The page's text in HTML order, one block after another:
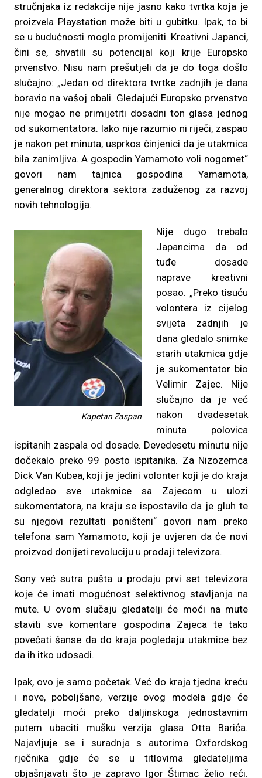
stručnjaka iz redakcije nije jasno kako tvrtka koja je
proizvela Playstation može biti u gubitku. Ipak, to bi
se u budućnosti moglo promijeniti. Kreativni Japanci,
čini se, shvatili su potencijal koji krije Europsko
prvenstvo. Nisu nam prešutjeli da je do toga došlo
slučajno: „Jedan od direktora tvrtke zadnjih je dana
boravio na vašoj obali. Gledajući Europsko prvenstvo
nije mogao ne primijetiti dosadni ton glasa jednog
od sukomentatora. Iako nije razumio ni riječi, zaspao
je nakon pet minuta, usprkos činjenici da je utakmica
bila zanimljiva. A gospodin Yamamoto voli nogomet“
govori nam tajnica gospodina Yamamota,
generalnog direktora sektora zaduženog za razvoj
novih tehnologija.
Kapetan Zaspan
Nije dugo trebalo
Japancima da od
tuđe dosade
naprave kreativni
posao. „Preko tisuću
volontera iz cijelog
svijeta zadnjih je
dana gledalo snimke
starih utakmica gdje
je sukomentator bio
Velimir Zajec. Nije
slučajno da je već
nakon dvadesetak
minuta polovica
ispitanih zaspala od dosade. Devedesetu minutu nije
dočekalo preko 99 posto ispitanika. Za Nizozemca
Dick Van Kubea, koji je jedini volonter koji je do kraja
odgledao sve utakmice sa Zajecom u ulozi
sukomentatora, na kraju se ispostavilo da je gluh te
su njegovi rezultati poništeni“ govori nam preko
telefona sam Yamamoto, koji je uvjeren da će novi
proizvod donijeti revoluciju u prodaji televizora.
Sony već sutra pušta u prodaju prvi set televizora
koje će imati mogućnost selektivnog stavljanja na
mute. U ovom slučaju gledatelji će moći na mute
staviti sve komentare gospodina Zajeca te tako
povećati šanse da do kraja pogledaju utakmice bez
da ih itko udosadi.
Ipak, ovo je samo početak. Već do kraja tjedna kreću
i nove, poboljšane, verzije ovog modela gdje će
gledatelji moći preko daljinskoga jednostavnim
putem ubaciti mušku verzija glasa Otta Barića.
Najavljuje se i suradnja s autorima Oxfordskog
rječnika gdje će se u titlovima gledateljima
objašnjavati što je zapravo Igor Štimac želio reći.